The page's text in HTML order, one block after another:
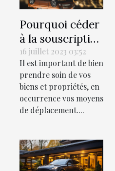
Pourquoi céder
à la souscription
d’une assurance
auto ?
16 juillet 2023 03:52
Il est important de bien
prendre soin de vos
biens et propriétés, en
occurrence vos moyens
de déplacement....